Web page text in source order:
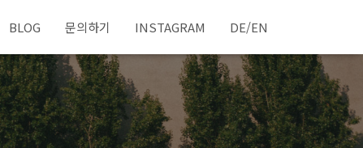
BLOG 문의하기 INSTAGRAM DE/EN